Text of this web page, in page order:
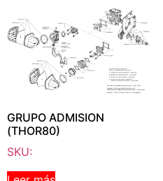
GRUPO ADMISION
(THOR80)
SKU: